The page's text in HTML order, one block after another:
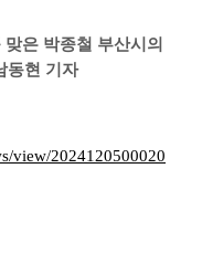
은 박종철 부산시의
동현 기자
view/2024120500020